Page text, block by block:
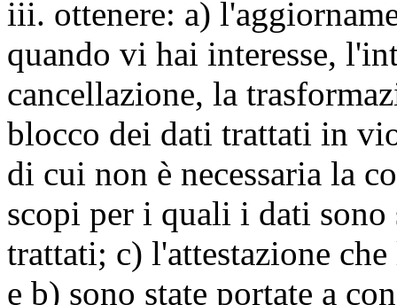
iii. ottenere: a)
quando vi hai interesse,
cancellazione, la
blocco dei dati trattati in
di cui non è necessaria la
scopi per i quali i dati sono
trattati; c) l'attestazione
e b) sono state portate a